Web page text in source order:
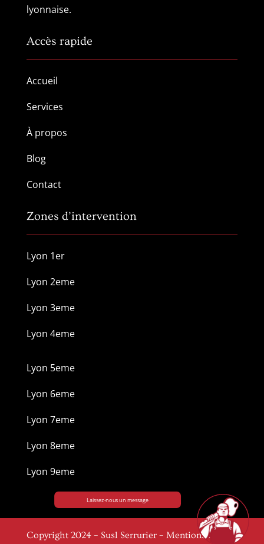
lyonnaise.
Accès rapide
Accueil
Services
À propos
Blog
Contact
Zones d’intervention
Lyon 1er
Lyon 2eme
Lyon 3eme
Lyon 4eme
Lyon 5eme
Lyon 6eme
Lyon 7eme
Lyon 8eme
Lyon 9eme
Copyright 2024 – Susl Serrurier –Mentions légales
Laissez-nous un message